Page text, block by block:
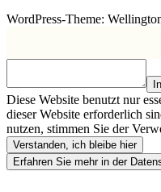
WordPress-Theme:
Diese Website benutzt nur
dieser Website erforderlich
nutzen, stimmen Sie der
Verstanden, ich bleibe hier
Erfahren Sie mehr in der